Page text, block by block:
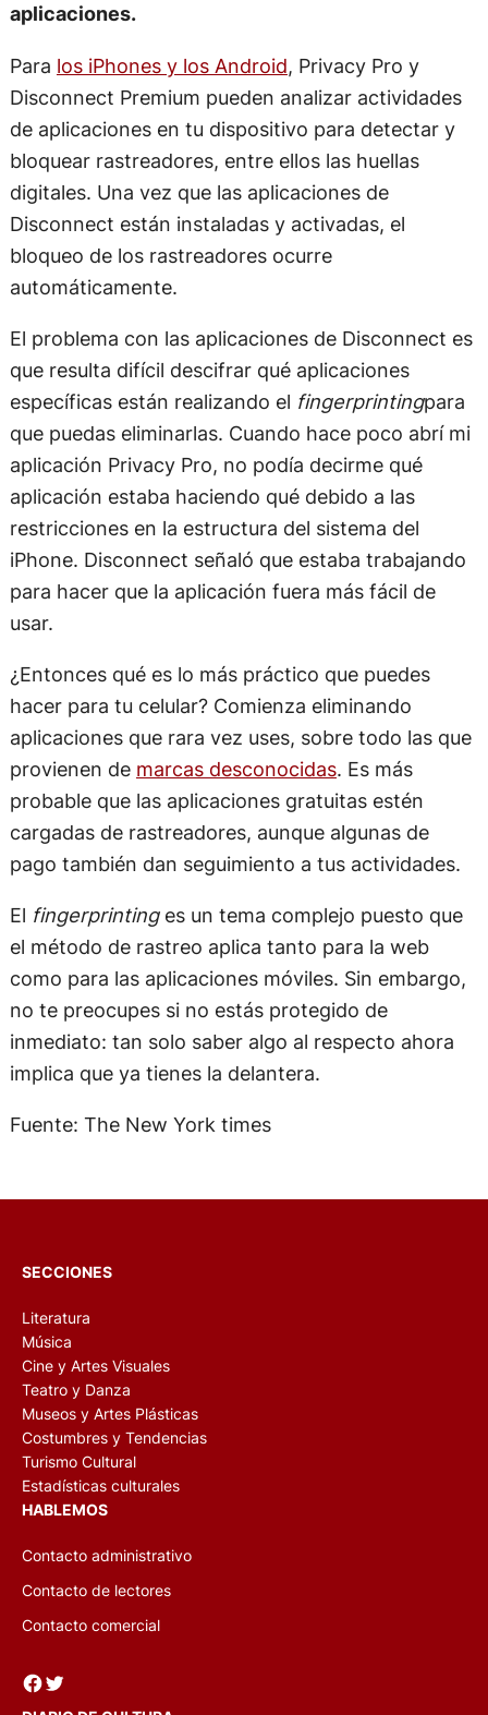
aplicaciones.
Para los iPhones y los Android, Privacy Pro y
Disconnect Premium pueden analizar actividades
de aplicaciones en tu dispositivo para detectar y
bloquear rastreadores, entre ellos las huellas
digitales. Una vez que las aplicaciones de
Disconnect están instaladas y activadas, el
bloqueo de los rastreadores ocurre
automáticamente.
El problema con las aplicaciones de Disconnect es
que resulta difícil descifrar qué aplicaciones
específicas están realizando el fingerprintingpara
que puedas eliminarlas. Cuando hace poco abrí mi
aplicación Privacy Pro, no podía decirme qué
aplicación estaba haciendo qué debido a las
restricciones en la estructura del sistema del
iPhone. Disconnect señaló que estaba trabajando
para hacer que la aplicación fuera más fácil de
usar.
¿Entonces qué es lo más práctico que puedes
hacer para tu celular? Comienza eliminando
aplicaciones que rara vez uses, sobre todo las que
provienen de marcas desconocidas. Es más
probable que las aplicaciones gratuitas estén
cargadas de rastreadores, aunque algunas de
pago también dan seguimiento a tus actividades.
El fingerprintinges un tema complejo puesto que
el método de rastreo aplica tanto para la web
como para las aplicaciones móviles. Sin embargo,
no te preocupes si no estás protegido de
inmediato: tan solo saber algo al respecto ahora
implica que ya tienes la delantera.
Fuente: The New York times
SECCIONES
Literatura
Música
Cine y Artes Visuales
Teatro y Danza
Museos y Artes Plásticas
Costumbres y Tendencias
Turismo Cultural
Estadísticas culturales
HABLEMOS
Contacto administrativo
Contacto de lectores
Contacto comercial
Facebook Twitter